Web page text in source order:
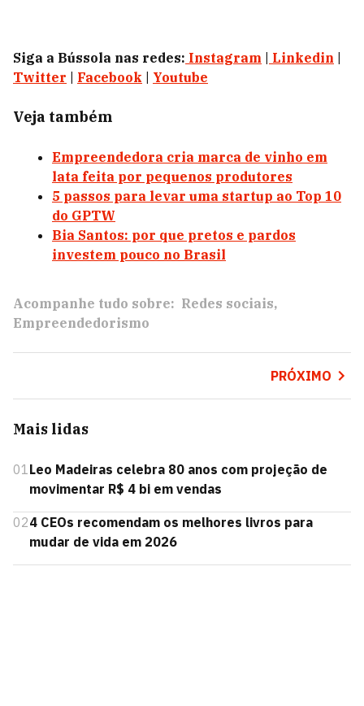
Siga a Bússola nas redes: Instagram Linkedin
Twitter
Facebook Youtube
Veja também
Empreendedora cria marca de vinho em
lata feita por pequenos produtores
5 passos para levar uma startup ao Top 10
do GPTW
Bia Santos: por que pretos e pardos
investem pouco no Brasil
Acompanhe tudo sobre: Redes sociais
Empreendedorismo
PRÓXIMO
Mais lidas
01Leo Madeiras celebra 80 anos com projeção de
movimentar R$ 4 bi em vendas
024 CEOs recomendam os melhores livros para
mudar de vida em 2026